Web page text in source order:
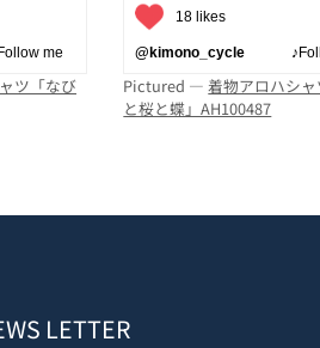
me
ツ「なび
18 likes
@kimono_cycle
Pictured —着物アロハシ
と桜と蝶」AH100487
LETTER